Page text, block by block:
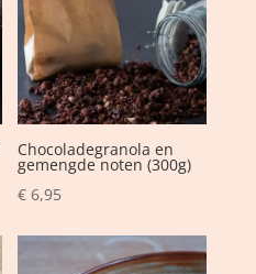
Chocoladegranola en
gemengde noten (300g)
€ 6,95